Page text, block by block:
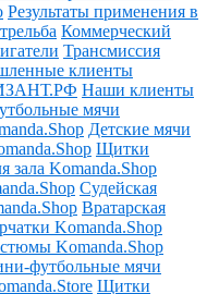
Результаты применения в
Коммерческий
Трансмиссия
клиенты
Наши клиенты
мячи
Детские мячи
Щитки
зала Komanda.Shop
Судейская
Вратарская
Komanda.Shop
Komanda.Shop
футбольные мячи
Щитки